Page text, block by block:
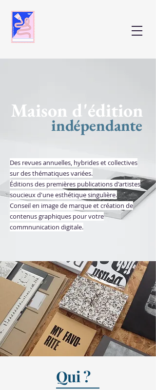
Maison d'édition
indépendante
Des revues annuelles, hybrides et collectives
sur des thématiques variées.
Éditions des premières publications d'artistes
soucieux d'une esthétique singulière.
Conseil en image de marque et création de
contenus graphiques pour votre
commnunication digitale.
Qui ?